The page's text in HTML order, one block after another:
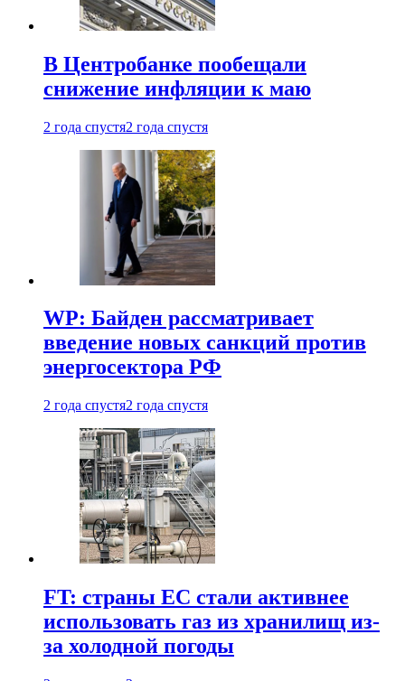
В Центробанке пообещали
снижение инфляции к маю
2 года спустя2 года спустя
WP: Байден рассматривает
введение новых санкций против
энергосектора РФ
2 года спустя2 года спустя
FT: страны ЕС стали активнее
использовать газ из хранилищ из-
за холодной погоды